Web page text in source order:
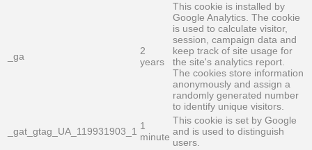
_ga
2
years
This cookie is installed by
Google Analytics. The cookie
is used to calculate visitor,
session, campaign data and
keep track of site usage for
the site's analytics report.
The cookies store information
anonymously and assign a
randomly generated number
to identify unique visitors.
_gat_gtag_UA_119931903_1 1
minute
This cookie is set by Google
and is used to distinguish
users.